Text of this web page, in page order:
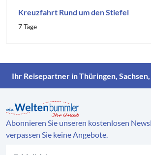
Kreuzfahrt Rund um den Stiefel
7 Tage
Ihr Reisepartner in Thüringen,
Abonnieren Sie unseren kostenlosen
verpassen Sie keine Angebote.